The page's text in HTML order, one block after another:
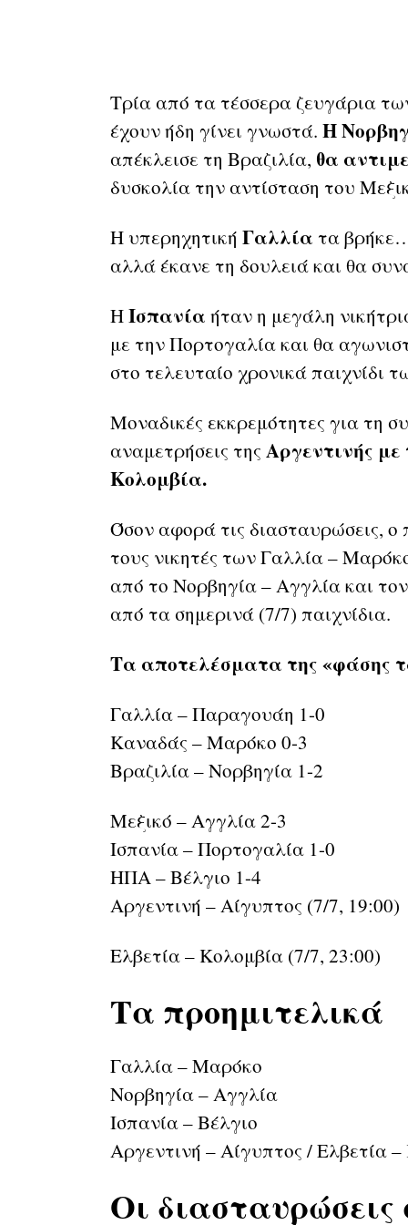
Τρία από τα τέσσερα ζευγάρια
έχουν ήδη γίνει γνωστά. Η
απέκλεισε τη Βραζιλία, θα
δυσκολία την αντίσταση του
Η υπερηχητική Γαλλία τα
αλλά έκανε τη δουλειά και θα
ΗΙσπανία ήταν η μεγάλη
με την Πορτογαλία και θα
στο τελευταίο χρονικά παιχνίδι
Μοναδικές εκκρεμότητες για τη
αναμετρήσεις της Αργεντινής
Κολομβία.
Όσον αφορά τις διασταυρώσεις, ο
τους νικητές των Γαλλία –
από το Νορβηγία – Αγγλία και
από τα σημερινά (7/7) παιχνίδια.
Τα αποτελέσματα της «φάσης
Γαλλία – Παραγουάη 1-0
Καναδάς – Μαρόκο 0-3
Βραζιλία – Νορβηγία 1-2
Μεξικό – Αγγλία 2-3
Ισπανία – Πορτογαλία 1-0
ΗΠΑ – Βέλγιο 1-4
Αργεντινή – Αίγυπτος (7/7, 19:00)
Ελβετία – Κολομβία (7/7, 23:00)
Τα προημιτελικά
Γαλλία – Μαρόκο
Νορβηγία – Αγγλία
Ισπανία – Βέλγιο
Αργεντινή – Αίγυπτος / Ελβετία
Οι